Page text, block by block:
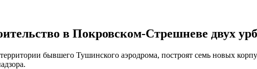
в Покровском-Стрешневе двух
бывшего Тушинского аэродрома, построят семь новых